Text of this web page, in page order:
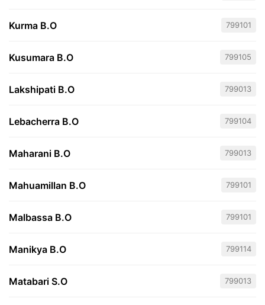
Kurma B.O 799101
Kusumara B.O 799105
Lakshipati B.O 799013
Lebacherra B.O 799104
Maharani B.O 799013
Mahuamillan B.O 799101
Malbassa B.O 799101
Manikya B.O 799114
Matabari S.O 799013